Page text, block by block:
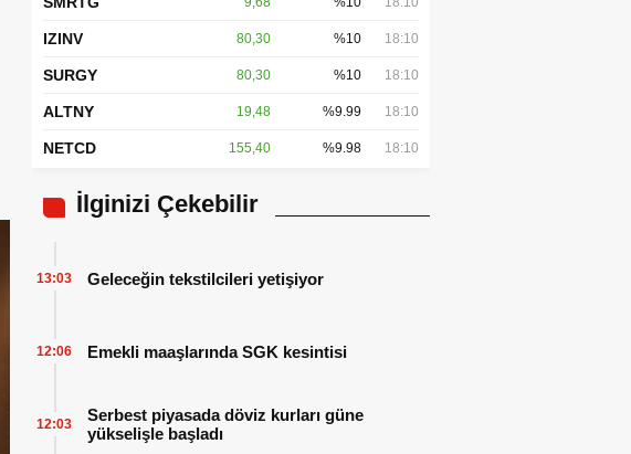
IZINV 80,30 %10 18:10
SURGY 80,30 %10 18:10
ALTNY 19,48 %9.99 18:10
NETCD 155,40 %9.98 18:10
İlginizi Çekebilir
Geleceğin tekstilcileri yetişiyor
13:03
Emekli maaşlarında SGK kesintisi
12:06
Serbest piyasada döviz kurları güne
yükselişle başladı
12:03